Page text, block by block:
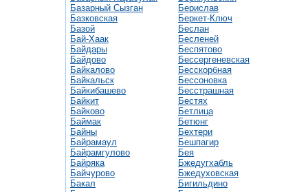
Базарный Сызган
Базковская
Базой
Бай-Хаак
Байдары
Байдово
Байкалово
Байкальск
Байкибашево
Байкит
Байково
Баймак
Байны
Байрамаул
Байрамгулово
Байряка
Байчурово
Бакал
Берислав
Беркет-Ключ
Беслан
Бесленей
Беспятово
Бессергеневская
Бесскорбная
Бессоновка
Бесстрашная
Бестях
Бетлица
Бетюнг
Бехтери
Бешпагир
Бея
Бжедугхабль
Бжедуховская
Бигильдино